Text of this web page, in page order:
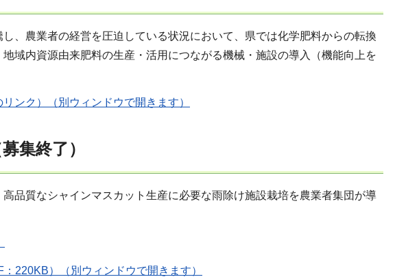
、農業者の経営を圧迫している状況において、県では化学肥料からの転換
域内資源由来肥料の生産・活用につながる機械・施設の導入（機能向上を
ンク）（別ウィンドウで開きます）
集終了）
品質なシャインマスカット生産に必要な雨除け施設栽培を農業者集団が導
220KB）（別ウィンドウで開きます）